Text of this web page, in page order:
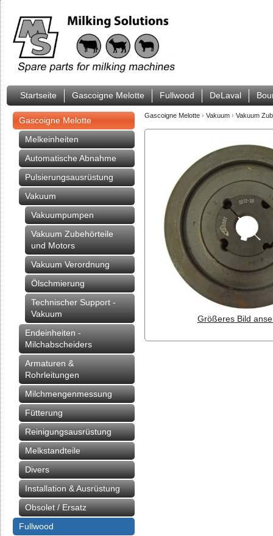
Startseite Gascoigne Melotte Fullwood DeLaval
Gascoigne Melotte
Melkeinheiten
Automatische Abnahme
Pulsierungsausrüstung
Vakuum
Vakuumpumpen
Vakuum Zubehörteile
und Motors
Vakuum Verordnung
Ölschmierung
Technischer Support -
Vakuum
Endeinheiten -
Milchabscheiders
Armaturen &
Rohrleitungen
Milchmengenmessung
Fütterung
Reinigungsausrüstung
Melkstandteile
Divers
Installation & Ausrüstung
Obsolet / Ersatz
Fullwood
Gascoigne Melotte › Vakuum › Vakuum
Größeres Bild